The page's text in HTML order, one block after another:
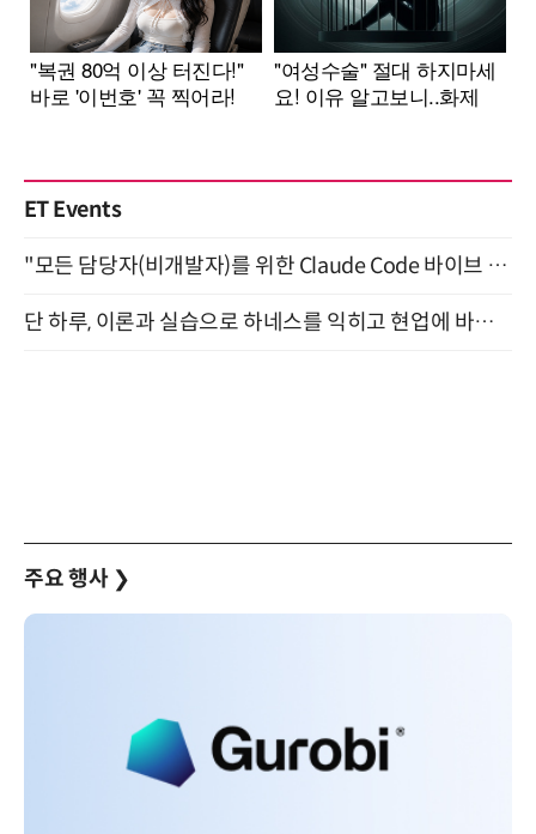
ET Events
"모든 담당자(비개발자)를 위한 Claude Code 바이브 코딩 2-day 부트캠프" 9월 16~17일 개최
단 하루, 이론과 실습으로 하네스를 익히고 현업에 바로 쓰는 핸즈온 워크숍 (8/20)
주요 행사 ❯